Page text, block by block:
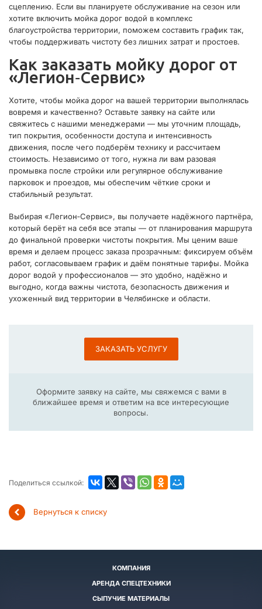
сцеплению. Если вы планируете обслуживание на сезон или
хотите включить мойка дорог водой в комплекс
благоустройства территории, поможем составить график так,
чтобы поддерживать чистоту без лишних затрат и простоев.
Как заказать мойку дорог от
«Легион‑Сервис»
Хотите, чтобы мойка дорог на вашей территории выполнялась
вовремя и качественно? Оставьте заявку на сайте или
свяжитесь с нашими менеджерами — мы уточним площадь,
тип покрытия, особенности доступа и интенсивность
движения, после чего подберём технику и рассчитаем
стоимость. Независимо от того, нужна ли вам разовая
промывка после стройки или регулярное обслуживание
парковок и проездов, мы обеспечим чёткие сроки и
стабильный результат.
Выбирая «Легион‑Сервис», вы получаете надёжного партнёра,
который берёт на себя все этапы — от планирования маршрута
до финальной проверки чистоты покрытия. Мы ценим ваше
время и делаем процесс заказа прозрачным: фиксируем объём
работ, согласовываем график и даём понятные тарифы. Мойка
дорог водой у профессионалов — это удобно, надёжно и
выгодно, когда важны чистота, безопасность движения и
ухоженный вид территории в Челябинске и области.
ЗАКАЗАТЬ УСЛУГУ
Оформите заявку на сайте, мы свяжемся с вами в
ближайшее время и ответим на все интересующие
вопросы.
Поделиться ссылкой:
Вернуться к списку
КОМПАНИЯ
АРЕНДА СПЕЦТЕХНИКИ
СЫПУЧИЕ МАТЕРИАЛЫ